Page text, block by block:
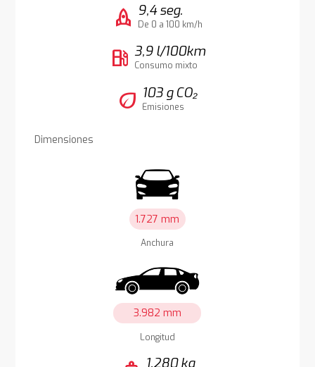
rocket 9,4 seg.
De 0 a 100 km/h
local_gas_station 3,9 l/100km
Consumo mixto
eco 103 g CO₂
Emisiones
Dimensiones
1.727 mm
Anchura
3.982 mm
Longitud
1.280 kg